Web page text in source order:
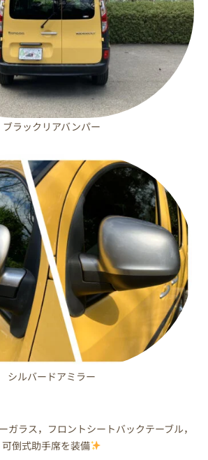
ブラックリアバンパー
シルバードアミラー
ガラス，フロントシートバックテーブル，
可倒式助手席を装備